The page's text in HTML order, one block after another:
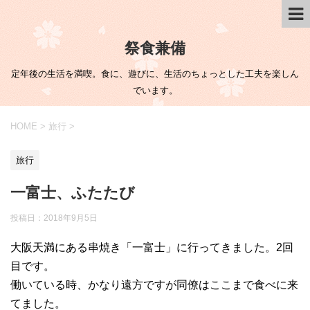
祭食兼備
定年後の生活を満喫。食に、遊びに、生活のちょっとした工夫を楽しん
でいます。
HOME > 旅行 >
旅行
一富士、ふたたび
投稿日： 2018年9月5日
大阪天満にある串焼き「一富士」に行ってきました。2回
目です。
働いている時、かなり遠方ですが同僚はここまで食べに来
てました。